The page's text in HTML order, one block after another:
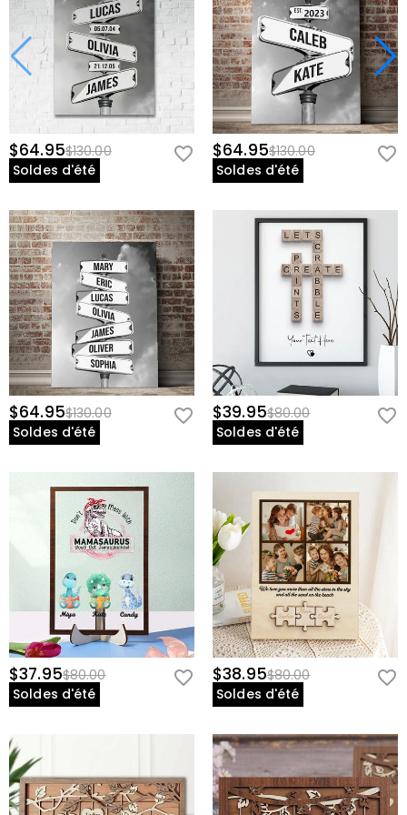
$64.95$130.00
Soldes d'été
$64.95$130.00
Soldes d'été
$64.95$130.00
Soldes d'été
$39.95$80.00
Soldes d'été
$37.95$80.00
Soldes d'été
$38.95$80.00
Soldes d'été